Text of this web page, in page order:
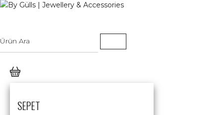
SEPET